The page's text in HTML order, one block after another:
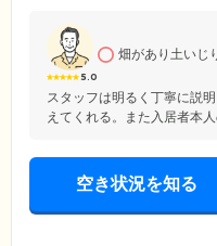
5.0
畑があり土いじ
スタッフは明るく丁寧に説
えてくれる。また入居者本
空き状況を知る